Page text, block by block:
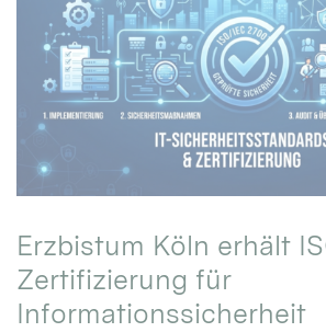
Erzbistum Köln erhält
Zertifizierung für
Informationssicherheit